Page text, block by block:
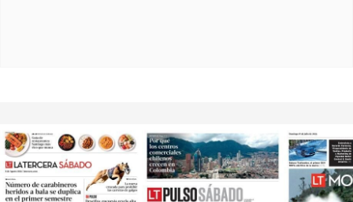
Opens in new window Opens in